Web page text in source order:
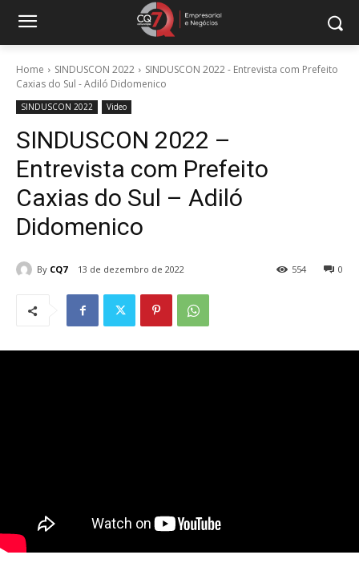
Home SINDUSCON 2022
SINDUSCON 2022 - Entrevista com Prefeito
Caxias do Sul - Adiló Didomenico
SINDUSCON 2022 Video
SINDUSCON 2022 –
Entrevista com Prefeito
Caxias do Sul – Adiló
Didomenico
By CQ7 13 de dezembro de 2022 0
554